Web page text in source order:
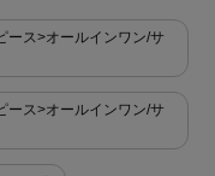
ース>オールインワン/サ
ース>オールインワン/サ